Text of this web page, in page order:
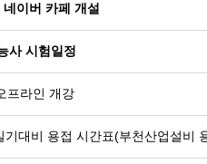
이버 카페 개설
사 시험일정
프라인 개강
대비 용접 시간표(부천산업설비 용